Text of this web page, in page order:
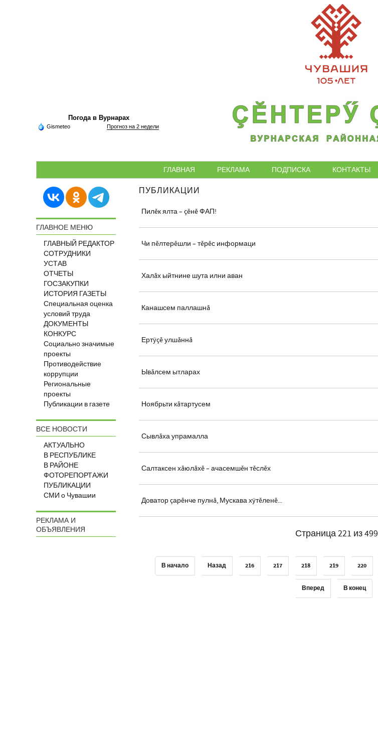
Погода в Вурнарах
Gismeteo Прогноз на 2 недели
ГЛАВНАЯ РЕКЛАМА ПОДПИСКА КОНТАКТЫ
ГЛАВНОЕ МЕНЮ
ГЛАВНЫЙ РЕДАКТОР
СОТРУДНИКИ
УСТАВ
ОТЧЕТЫ
ГОСЗАКУПКИ
ИСТОРИЯ ГАЗЕТЫ
Специальная оценка
условий труда
ДОКУМЕНТЫ
КОНКУРС
Социально значимые
проекты
Противодействие
коррупции
Региональные
проекты
Публикации в газете
ВСЕ НОВОСТИ
АКТУАЛЬНО
В РЕСПУБЛИКЕ
В РАЙОНЕ
ФОТОРЕПОРТАЖИ
ПУБЛИКАЦИИ
СМИ о Чувашии
РЕКЛАМА И
ОБЪЯВЛЕНИЯ
ПУБЛИКАЦИИ
Пилĕк ялта – çĕнĕ ФАП!
Чи пĕлтерĕшли – тĕрĕс информаци
Халăх ыйтнине шута илни аван
Канашсем паллашнă
Ертÿçĕ улшăннă
Ывăлсем ытларах
Ноябрьти кăтартусем
Сывлăха упрамалла
Салтаксен хăюлăхĕ – ачасемшĕн тĕслĕх
Доватор çарĕнче пулнă, Мускава хÿтĕленĕ...
Страница 221 из 499
В начало Назад 216 217 218 219 220
Вперед В конец